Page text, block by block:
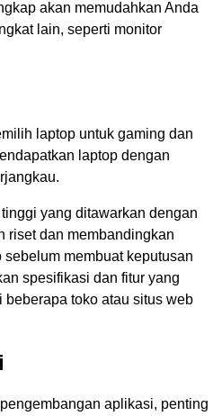
akan memudahkan Anda
lain, seperti monitor
laptop untuk gaming dan
laptop dengan
yang ditawarkan dengan
riset dan membandingkan
membuat keputusan
spesifikasi dan fitur yang
toko atau situs web
aplikasi, penting